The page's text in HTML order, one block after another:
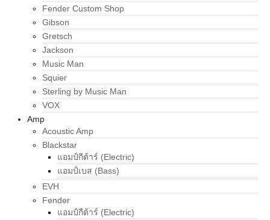
Fender Custom Shop
Gibson
Gretsch
Jackson
Music Man
Squier
Sterling by Music Man
VOX
Amp
Acoustic Amp
Blackstar
แอมป์กีต้าร์ (Electric)
แอมป์เบส (Bass)
EVH
Fender
แอมป์กีต้าร์ (Electric)